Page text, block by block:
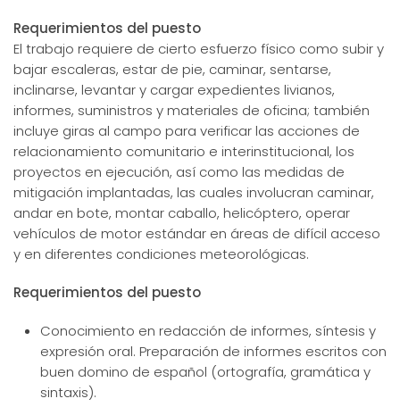
Requerimientos del puesto
El trabajo requiere de cierto esfuerzo físico como subir y
bajar escaleras, estar de pie, caminar, sentarse,
inclinarse, levantar y cargar expedientes livianos,
informes, suministros y materiales de oficina; también
incluye giras al campo para verificar las acciones de
relacionamiento comunitario e interinstitucional, los
proyectos en ejecución, así como las medidas de
mitigación implantadas, las cuales involucran caminar,
andar en bote, montar caballo, helicóptero, operar
vehículos de motor estándar en áreas de difícil acceso
y en diferentes condiciones meteorológicas.
Requerimientos del puesto
Conocimiento en redacción de informes, síntesis y
expresión oral. Preparación de informes escritos con
buen domino de español (ortografía, gramática y
sintaxis).